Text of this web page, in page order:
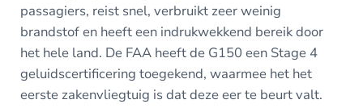
passagiers, reist snel, verbruikt zeer weinig
brandstof en heeft een indrukwekkend bereik door
het hele land. De FAA heeft de G150 een Stage 4
geluidscertificering toegekend, waarmee het het
eerste zakenvliegtuig is dat deze eer te beurt valt.